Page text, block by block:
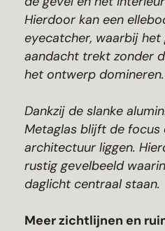
Hierdoor kan een
eyecatcher, waarbij
aandacht trekt zonder
het ontwerp domineren.
Dankzij de slanke
Metaglas blijft de focus
architectuur liggen.
rustig gevelbeeld
daglicht centraal staan.
Meer zichtlijnen en